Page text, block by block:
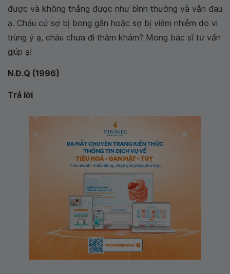
được và không thẳng được như bình thường và vẫn đau
ạ. Cháu cứ sợ bị bong gân hoặc sợ bị viêm nhiễm do vi
trùng ý ạ, cháu chưa đi thăm khám? Mong bác sĩ tư vấn
giúp ạ!
N.Đ.Q (1996)
Trả lời